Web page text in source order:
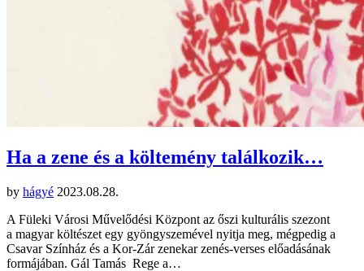
Ha a zene és a költemény találkozik…
by hágyé 2023.08.28.
A Füleki Városi Művelődési Központ az őszi kulturális szezont
a magyar költészet egy gyöngyszemével nyitja meg, mégpedig a
Csavar Színház és a Kor-Zár zenekar zenés-verses előadásának
formájában. Gál Tamás Rege a…